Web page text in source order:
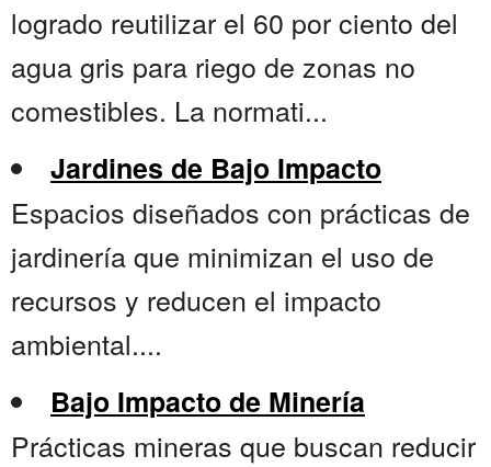
logrado reutilizar el 60 por ciento del
agua gris para riego de zonas no
comestibles. La normati...
Jardines de Bajo Impacto
Espacios diseñados con prácticas de
jardinería que minimizan el uso de
recursos y reducen el impacto
ambiental....
Bajo Impacto de Minería
Prácticas mineras que buscan reducir